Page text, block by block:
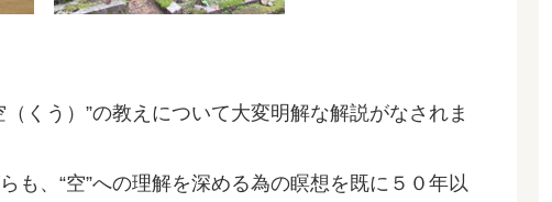
くう）”の教えについて大変明解な解説がなされま
も、“空”への理解を深める為の瞑想を既に５０年以